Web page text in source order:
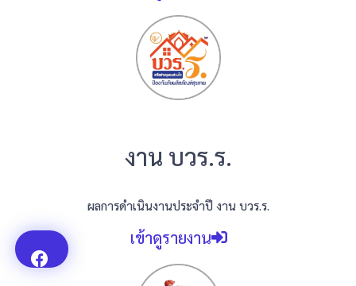
งาน บวร.ร.
ผลการดำเนินงานประจำปี งาน บวร.ร.
เข้าดูรายงาน